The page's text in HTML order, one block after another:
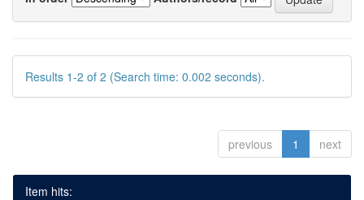
Results 1-2 of 2 (Search time: 0.002 seconds).
previous 1 next
Item hits: